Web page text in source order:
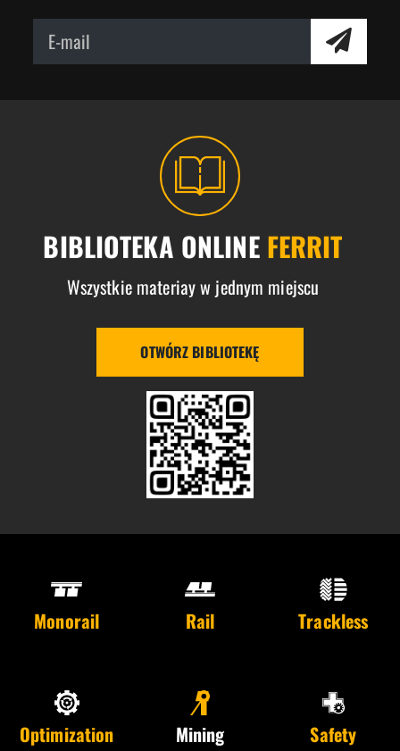
BIBLIOTEKA ONLINE FERRIT
Wszystkie materiay w jednym miejscu
OTWÓRZ BIBLIOTEKĘ
Monorail Rail Trackless
Optimization Mining Safety